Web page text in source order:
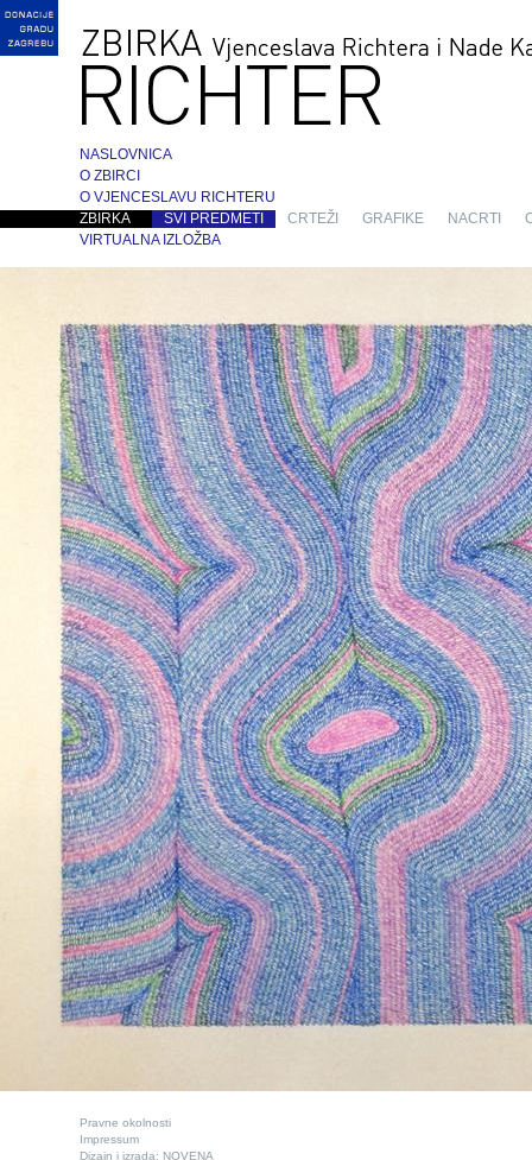
NASLOVNICA
O ZBIRCI
O VJENCESLAVU RICHTERU
ZBIRKA
SVI PREDMETI CRTEŽI GRAFIKE NACRTI
VIRTUALNA IZLOŽBA
Pravne okolnosti
Impressum
Dizajn i izrada: NOVENA